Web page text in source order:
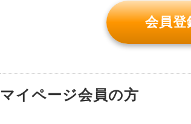
マイページ会員の方